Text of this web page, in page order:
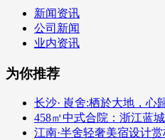
新闻资讯
公司新闻
业内资讯
为你推荐
长沙· 崀舍:栖於大地，心
458㎡中式合院：浙江蓝
江南·半舍轻奢美宿设计